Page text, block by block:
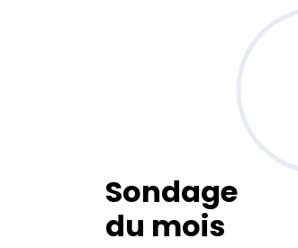
Sondage
du mois